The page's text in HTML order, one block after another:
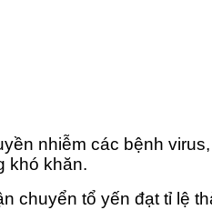
nhiễm các bệnh
khó khăn.
chuyển tổ yến đạt tỉ lệ